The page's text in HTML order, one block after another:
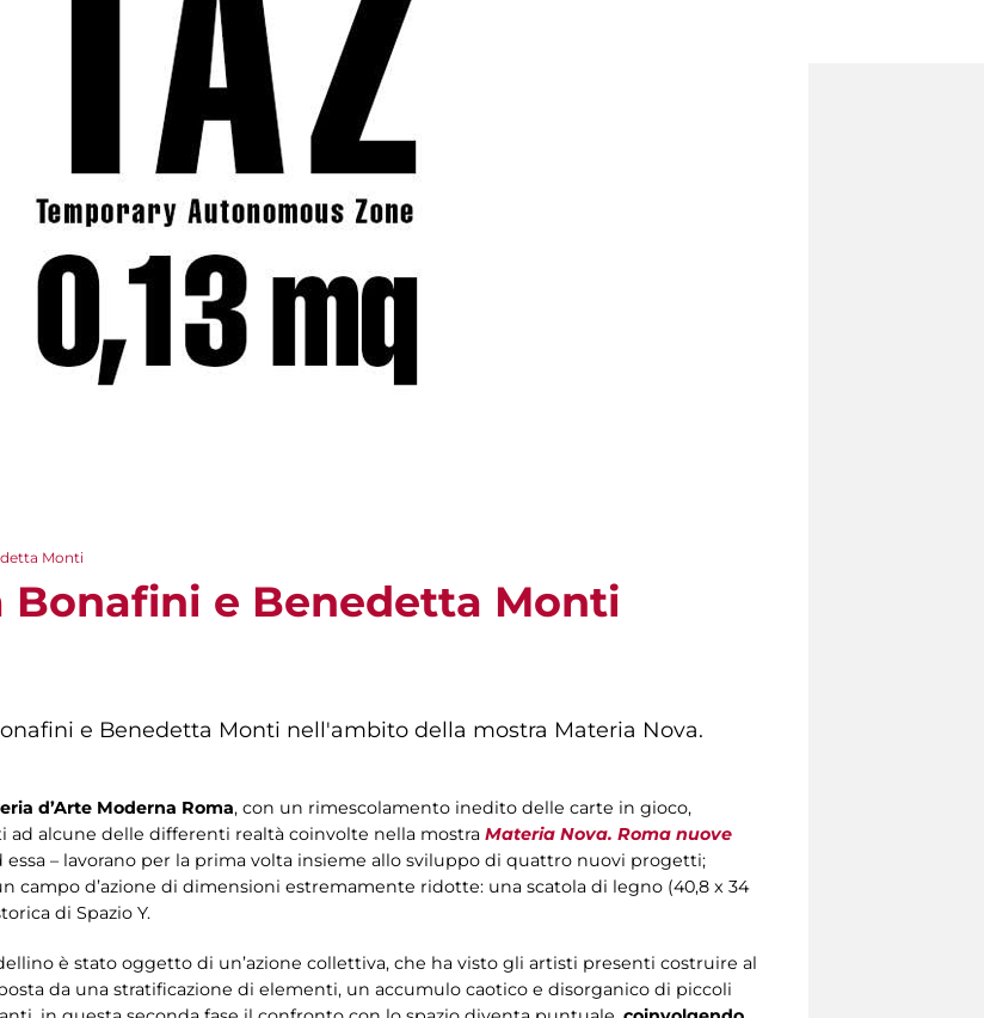
Monti
Bonafini e Benedetta Monti
e Benedetta Monti nell'ambito della mostra Materia Nova.
d’Arte Moderna Roma, con un rimescolamento inedito delle carte in gioco,
alcune delle differenti realtà coinvolte nella mostra Materia Nova. Roma nuove
essa – lavorano per la prima volta insieme allo sviluppo di quattro nuovi progetti;
campo d’azione di dimensioni estremamente ridotte: una scatola di legno (40,8 x 34
di Spazio Y.
è stato oggetto di un’azione collettiva, che ha visto gli artisti presenti costruire al
da una stratificazione di elementi, un accumulo caotico e disorganico di piccoli